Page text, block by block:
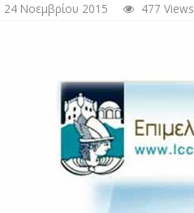
24 Νοεμβρίου 2015 477 Views